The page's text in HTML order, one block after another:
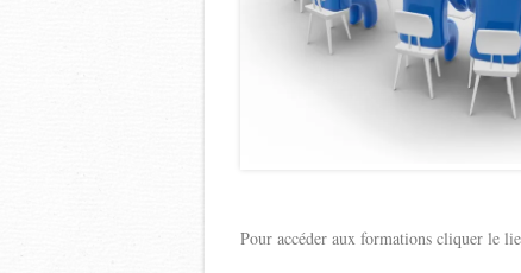
Pour accéder aux formations cliquer le